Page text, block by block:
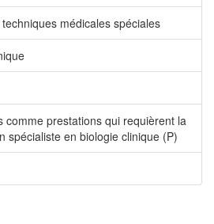
médicales spéciales
comme prestations qui requièrent la
spécialiste en biologie clinique (P)